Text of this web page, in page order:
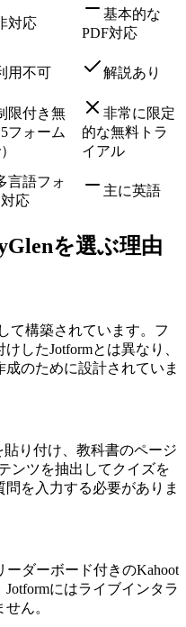
対応
基本的な
PDF対応
用不可 解説あり
限付き無
フォーム
非常に限定
的な無料トラ
イアル
言語フォ
応
主に英語
を選ぶ理由
て構築されています。フ
したJotformとは異なり、
のために設計されていま
り付け、教科書のページ
ンツを抽出してクイズを
問を入力する必要がありま
ダーボード付きのKahoot
にはライブインタラ
ん。